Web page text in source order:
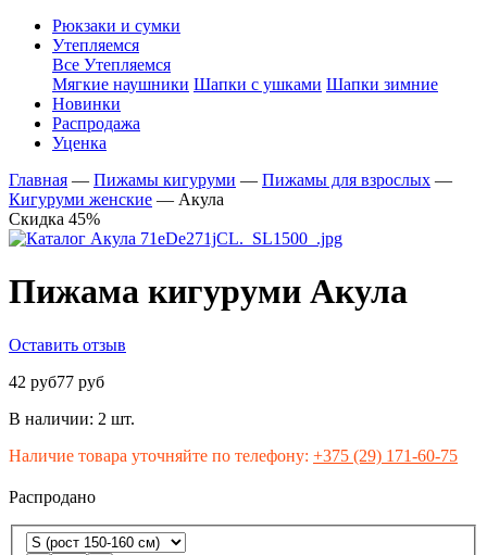
Рюкзаки и сумки
Утепляемся
Все Утепляемся
Мягкие наушники Шапки с ушками Шапки зимние
Новинки
Распродажа
Уценка
Главная — Пижамы кигуруми — Пижамы для взрослых —
Кигуруми женские — Акула
Скидка 45%
Пижама кигуруми Акула
Оставить отзыв
42 руб77 руб
В наличии: 2 шт.
Наличие товара уточняйте по телефону: +375 (29) 171-60-75
Распродано